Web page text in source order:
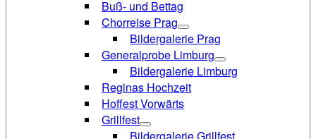
Buß- und Bettag
Chorreise Prag
Bildergalerie Prag
Generalprobe Limburg
Bildergalerie Limburg
Reginas Hochzeit
Hoffest Vorwärts
Grillfest
Bildergalerie Grillfest